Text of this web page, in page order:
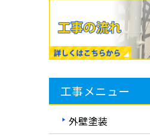
工事メニュー
外壁塗装